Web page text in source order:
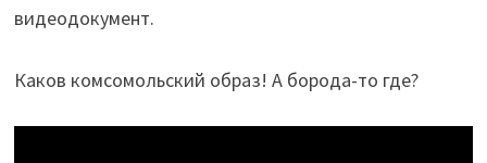
видеодокумент.
Каков комсомольский образ! А борода-то где?